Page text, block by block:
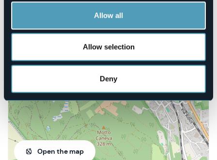
Allow all
Allow selection
Deny
28040 - Dormelletto (NO)
Open the map